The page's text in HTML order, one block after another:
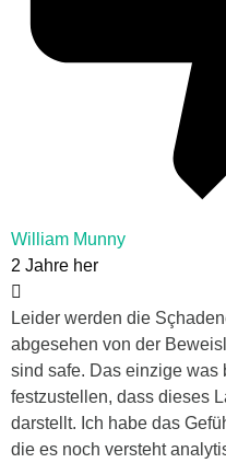
William Munny
2 Jahre her
Leider werden die
abgesehen von der
sind safe. Das einzige was
festzustellen, dass dieses
darstellt. Ich habe das
die es noch versteht